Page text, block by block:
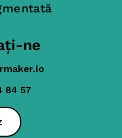
ne
84 57